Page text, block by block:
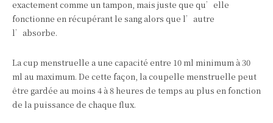
exactement comme un tampon, mais juste que qu’elle
fonctionne en récupérant le sang alors que l’autre
l’absorbe.
La cup menstruelle a une capacité entre 10 ml minimum à 30
ml au maximum. De cette façon, la coupelle menstruelle peut
être gardée au moins 4 à 8 heures de temps au plus en fonction
de la puissance de chaque flux.